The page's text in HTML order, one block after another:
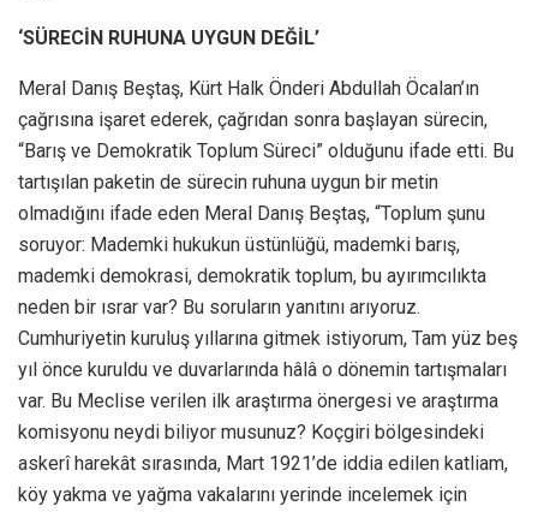
‘SÜRECİN RUHUNA UYGUN DEĞİL’
Meral Danış Beştaş, Kürt Halk Önderi Abdullah Öcalan’ın
çağrısına işaret ederek, çağrıdan sonra başlayan sürecin,
“Barış ve Demokratik Toplum Süreci” olduğunu ifade etti. Bu
tartışılan paketin de sürecin ruhuna uygun bir metin
olmadığını ifade eden Meral Danış Beştaş, “Toplum şunu
soruyor: Mademki hukukun üstünlüğü, mademki barış,
mademki demokrasi, demokratik toplum, bu ayırımcılıkta
neden bir ısrar var? Bu soruların yanıtını arıyoruz.
Cumhuriyetin kuruluş yıllarına gitmek istiyorum, Tam yüz beş
yıl önce kuruldu ve duvarlarında hâlâ o dönemin tartışmaları
var. Bu Meclise verilen ilk araştırma önergesi ve araştırma
komisyonu neydi biliyor musunuz? Koçgiri bölgesindeki
askerî harekât sırasında, Mart 1921’de iddia edilen katliam,
köy yakma ve yağma vakalarını yerinde incelemek için